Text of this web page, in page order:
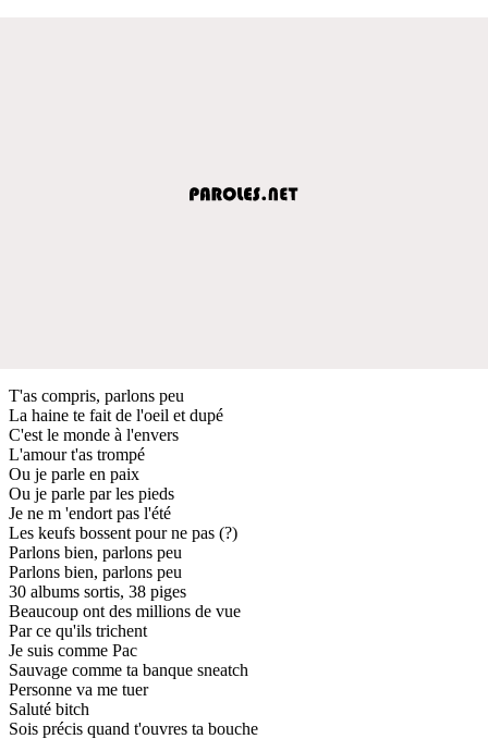
T'as compris, parlons peu
La haine te fait de l'oeil et dupé
C'est le monde à l'envers
L'amour t'as trompé
Ou je parle en paix
Ou je parle par les pieds
Je ne m 'endort pas l'été
Les keufs bossent pour ne pas (?)
Parlons bien, parlons peu
Parlons bien, parlons peu
30 albums sortis, 38 piges
Beaucoup ont des millions de vue
Par ce qu'ils trichent
Je suis comme Pac
Sauvage comme ta banque sneatch
Personne va me tuer
Saluté bitch
Sois précis quand t'ouvres ta bouche